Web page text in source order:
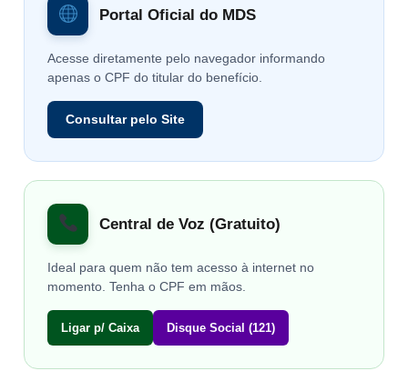
Portal Oficial do MDS
Acesse diretamente pelo navegador informando
apenas o CPF do titular do benefício.
Consultar pelo Site
Central de Voz (Gratuito)
Ideal para quem não tem acesso à internet no
momento. Tenha o CPF em mãos.
Ligar p/ Caixa Disque Social (121)